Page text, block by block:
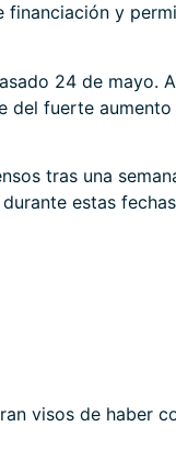
y
24 de mayo.
fuerte
tras una
estas
visos de haber